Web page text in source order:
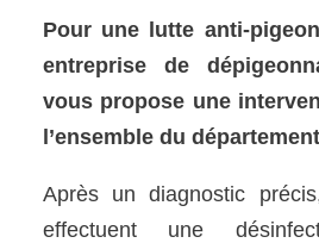
Pour une lutte anti-
entreprise de
vous propose une
l’ensemble du
Après un diagnostic
effectuent une